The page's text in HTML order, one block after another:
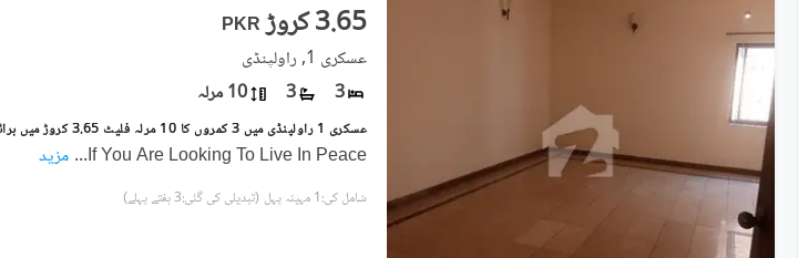
PKR 3.65 کروڑ
عسکری 1, راولپنڈی
3
3 10 مرلہ
If You Are Looking To Live In Peace
... مزید
شامل کی:1 مہینہ پہل (تبدیلی کی گئی:3 ہفتے پہلے)